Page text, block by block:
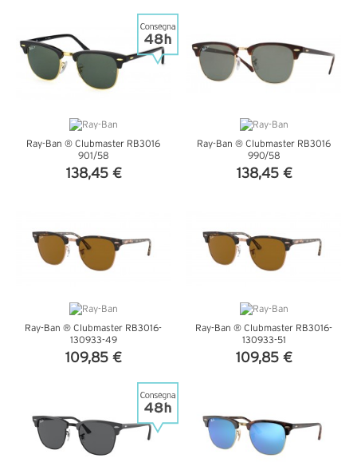
Ray-Ban ® Clubmaster RB3016
901/58
138,45 €
Ray-Ban ® Clubmaster RB3016
990/58
138,45 €
Ray-Ban ® Clubmaster RB3016-
130933-49
109,85 €
Ray-Ban ® Clubmaster RB3016-
130933-51
109,85 €